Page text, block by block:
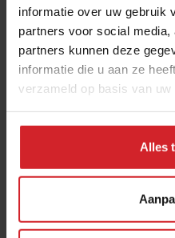
informatie over uw gebruik
partners voor social
partners kunnen deze
informatie die u aan ze
verzameld op basis van
Alles
4 augustus
Joris
4 augustus
3 augustus